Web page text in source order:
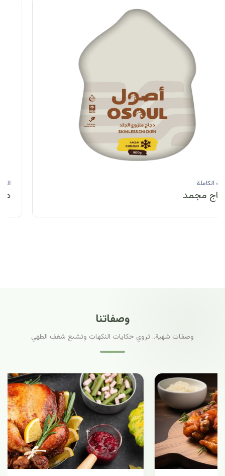
الحبة الكاملة
دجاج مبرد
وصفاتنا
وصفات شهية.. تروي حكايات النكهات وتشبع شغف الطهي